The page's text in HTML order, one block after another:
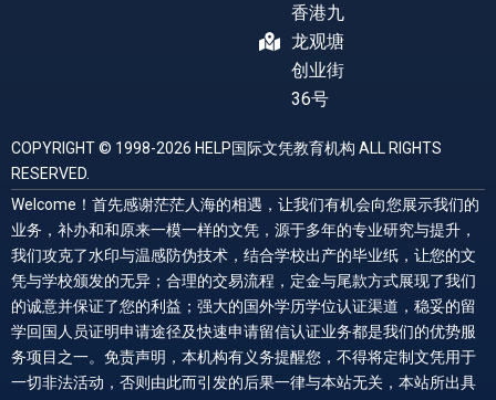
香港九
龙观塘
创业街
36号
COPYRIGHT © 1998-2026 HELP国际文凭教育机构 ALL RIGHTS
RESERVED.
Welcome！首先感谢茫茫人海的相遇，让我们有机会向您展示我们的
业务，补办和和原来一模一样的文凭，源于多年的专业研究与提升，
我们攻克了水印与温感防伪技术，结合学校出产的毕业纸，让您的文
凭与学校颁发的无异；合理的交易流程，定金与尾款方式展现了我们
的诚意并保证了您的利益；强大的国外学历学位认证渠道，稳妥的留
学回国人员证明申请途径及快速申请留信认证业务都是我们的优势服
务项目之一。免责声明，本机构有义务提醒您，不得将定制文凭用于
一切非法活动，否则由此而引发的后果一律与本站无关，本站所出具